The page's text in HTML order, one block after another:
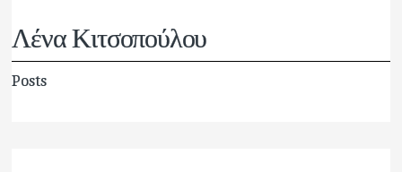
Λένα Κιτσοπούλου
Posts